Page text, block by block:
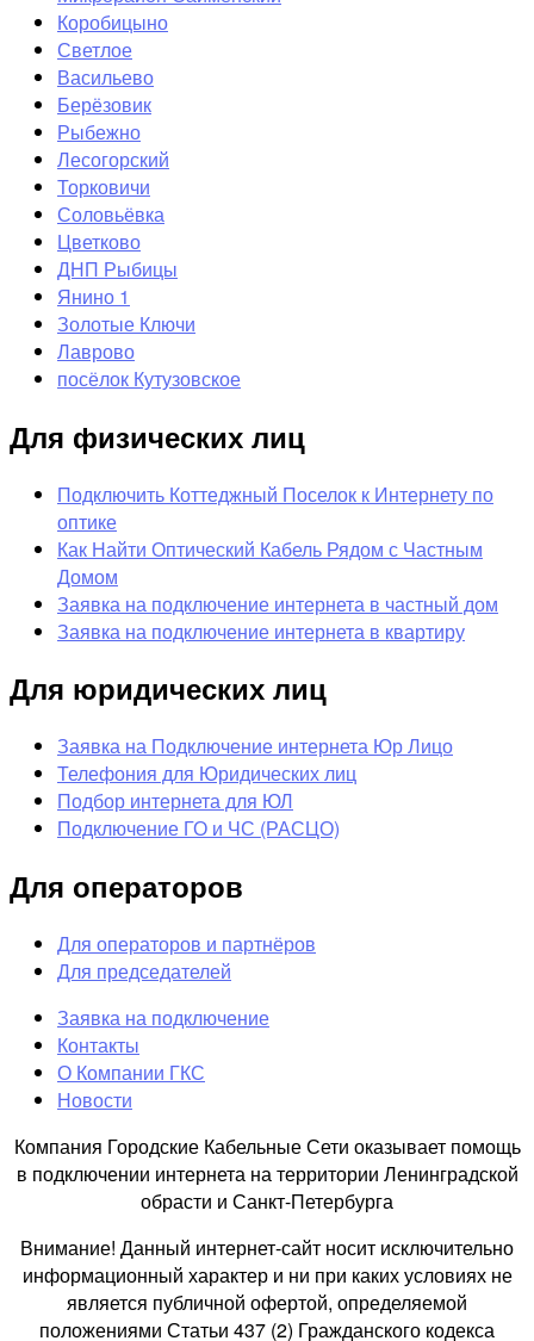
Коробицыно
Светлое
Васильево
Берёзовик
Рыбежно
Лесогорский
Торковичи
Соловьёвка
Цветково
ДНП Рыбицы
Янино 1
Золотые Ключи
Лаврово
посёлок Кутузовское
Для физических лиц
Подключить Коттеджный Поселок к Интернету по
оптике
Как Найти Оптический Кабель Рядом с Частным
Домом
Заявка на подключение интернета в частный дом
Заявка на подключение интернета в квартиру
Для юридических лиц
Заявка на Подключение интернета Юр Лицо
Телефония для Юридических лиц
Подбор интернета для ЮЛ
Подключение ГО и ЧС (РАСЦО)
Для операторов
Для операторов и партнёров
Для председателей
Заявка на подключение
Контакты
О Компании ГКС
Новости
Компания Городские Кабельные Сети оказывает помощь
в подключении интернета на территории Ленинградской
обрасти и Санкт-Петербурга
Внимание! Данный интернет-сайт носит исключительно
информационный характер и ни при каких условиях не
является публичной офертой, определяемой
положениями Статьи 437 (2) Гражданского кодекса